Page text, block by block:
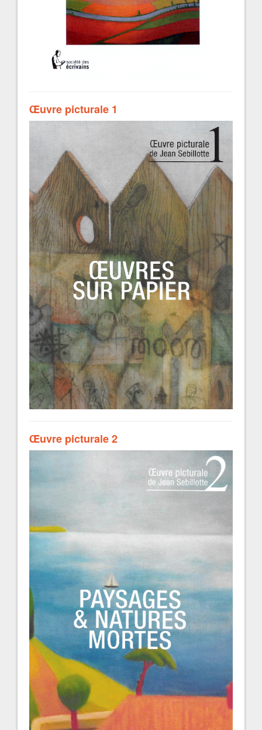
Œuvre picturale 1
Œuvre picturale 2